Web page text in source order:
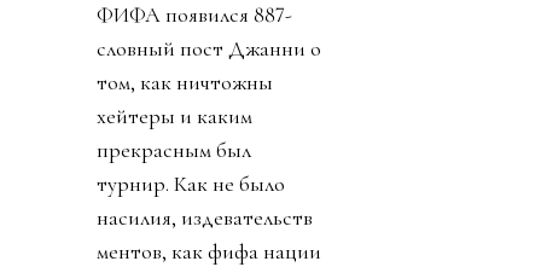
ФИФА появился 887-
словный пост Джанни о
том, как ничтожны
хейтеры и каким
прекрасным был
турнир. Как не было
насилия, издевательств
ментов, как фифа нации